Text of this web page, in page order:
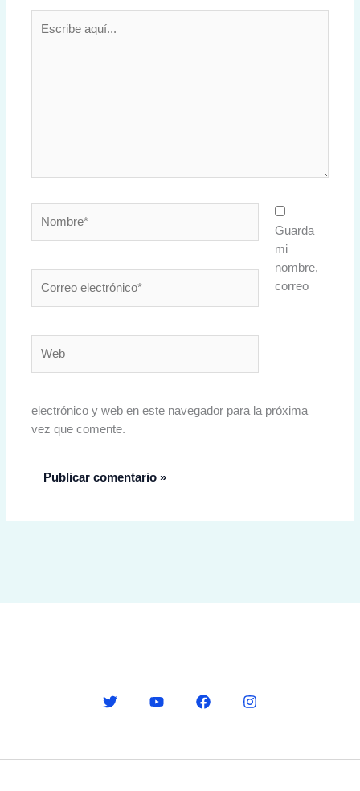
aquí...
electrónico*
Guarda
mi
nombre,
correo
electrónico y web en este navegador para la próxima
vez que comente.